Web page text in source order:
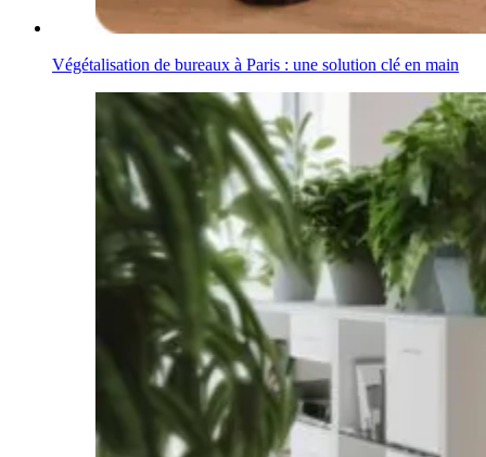
Végétalisation de bureaux à Paris : une solution clé en main